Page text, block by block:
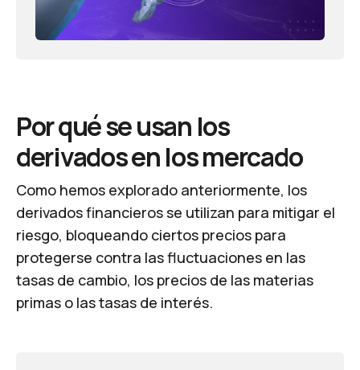
Por qué se usan los
derivados en los mercado
Como hemos explorado anteriormente, los
derivados financieros se utilizan para mitigar el
riesgo, bloqueando ciertos precios para
protegerse contra las fluctuaciones en las
tasas de cambio, los precios de las materias
primas o las tasas de interés.